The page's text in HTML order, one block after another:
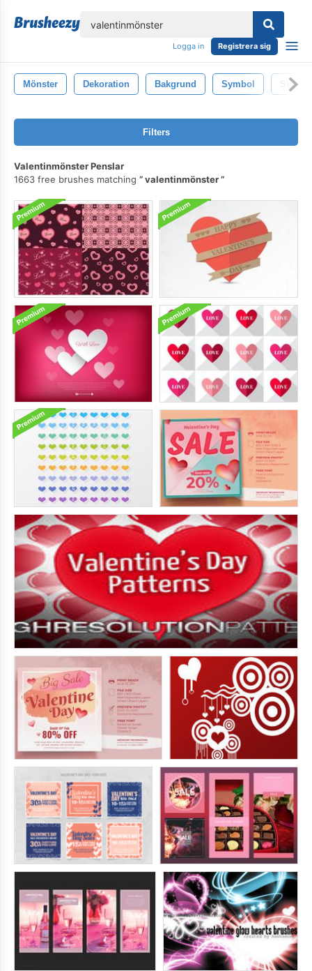
Logga in Registrera sig
Mönster Dekoration Bakgrund Symbol Svart
Filters
Valentinmönster Penslar
1663 free brushes matching
valentinmönster